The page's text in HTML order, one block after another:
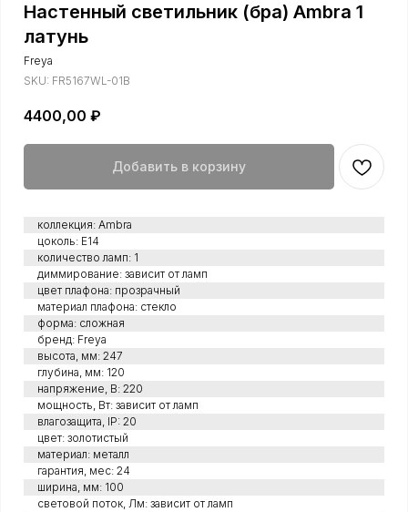
Настенный светильник (бра) Ambra 1
латунь
Freya
SKU: FR5167WL-01B
4400,00 ₽
Добавить в корзину
коллекция: Ambra
цоколь: Е14
количество ламп: 1
диммирование: зависит от ламп
цвет плафона: прозрачный
материал плафона: стекло
форма: сложная
бренд: Freya
высота, мм: 247
глубина, мм: 120
напряжение, В: 220
мощность, Вт: зависит от ламп
влагозащита, IP: 20
цвет: золотистый
материал: металл
гарантия, мес: 24
ширина, мм: 100
световой поток, Лм: зависит от ламп